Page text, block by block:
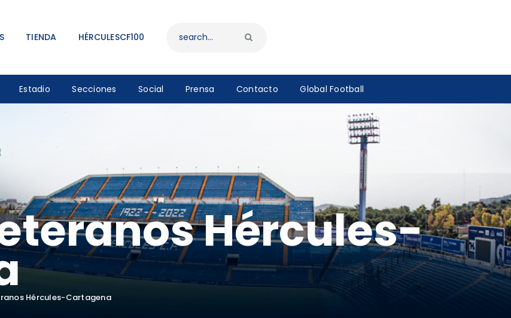
TIENDA HÉRCULESCF100
Estadio Secciones Social Prensa Contacto Global Football
Hércules-
Hércules-Cartagena